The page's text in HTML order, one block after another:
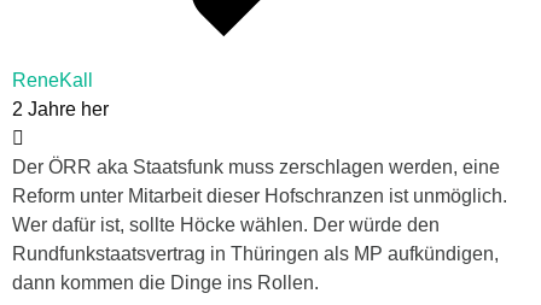
ReneKall
2 Jahre her
Der ÖRR aka Staatsfunk muss zerschlagen werden, eine
Reform unter Mitarbeit dieser Hofschranzen ist unmöglich.
Wer dafür ist, sollte Höcke wählen. Der würde den
Rundfunkstaatsvertrag in Thüringen als MP aufkündigen,
dann kommen die Dinge ins Rollen.